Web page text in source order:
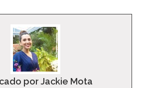
por Jackie Mota